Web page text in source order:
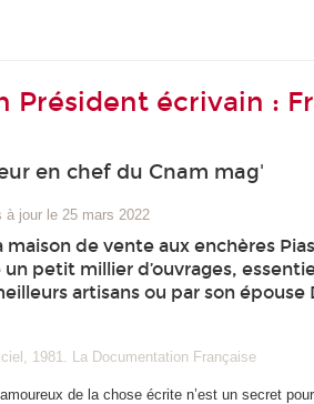
Président écrivain :
en chef du Cnam mag'
à jour le 25 mars 2022
maison de vente aux enchères
petit millier d’ouvrages,
artisans ou par son
1981. La Documentation Française
de la chose écrite n’est un secret